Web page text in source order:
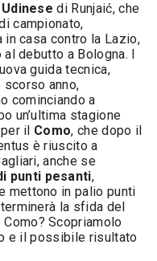
Udinesedi Runjaić, che
campionato,
in casa contro la Lazio,
debutto a Bologna. I
guida tecnica,
scorso anno,
cominciando a
un’ultima stagione
il Como, che dopo il
è riuscito a
anche se
punti pesanti,
mettono in palio punti
la sfida del
Scopriamolo
e il possibile risultato